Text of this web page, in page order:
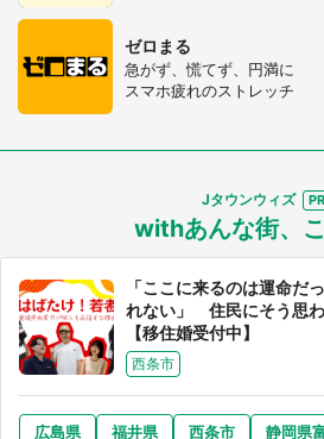
ゼロまる
急がず、慌てず、円満に
スマホ疲れのストレッチ
Jタウンウィズ
withあんな街、
「ここに来るのは運命だ
れない」 住民にそう思
【移住婚受付中】
西条市
広島県 福井県 西条市 静岡県